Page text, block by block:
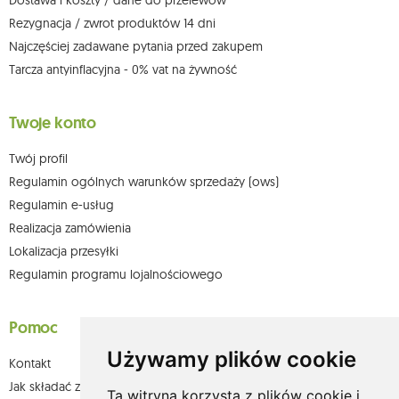
Używamy plików cookie
Ta witryna korzysta z plików cookie i
Więcej informacji: www.mouton.pl/ODO
Rezygnacja / zwrot produktów 14 dni
Najczęściej zadawane pytania przed zakupem
Tarcza antyinflacyjna - 0% vat na żywność
Twoje konto
Twój profil
Regulamin ogólnych warunków sprzedaży (ows)
Regulamin e-usług
Realizacja zamówienia
Lokalizacja przesyłki
Regulamin programu lojalnościowego
Pomoc
Kontakt
Jak składać zamówienia w sklepie olium.pl?